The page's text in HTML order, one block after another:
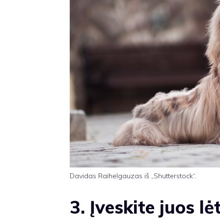
Davidas Raihelgauzas iš „Shutterstock“.
3. Įveskite juos